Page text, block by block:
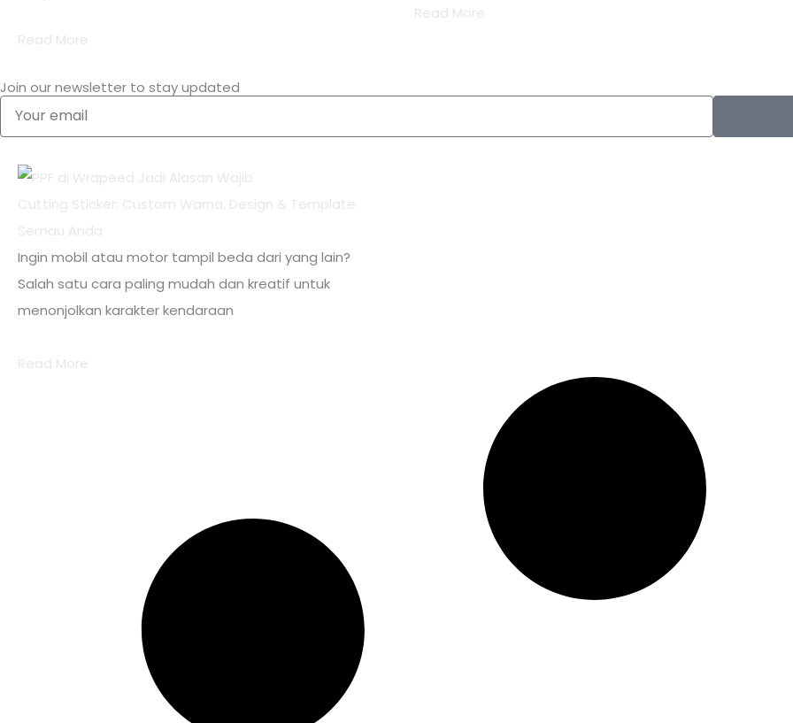
Read More
Read More
Join our newsletter to stay updated
Your
email
Cutting Sticker: Custom Warna, Design & Template
Semau Anda
Ingin mobil atau motor tampil beda dari yang lain?
Salah satu cara paling mudah dan kreatif untuk
menonjolkan karakter kendaraan
Read More